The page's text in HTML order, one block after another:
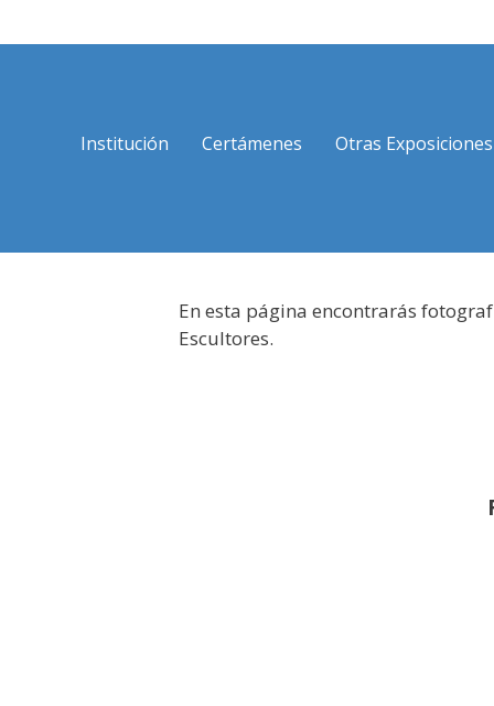
al
Institución Certámenes Otras Exposiciones
En esta página encontrarás
Escultores.